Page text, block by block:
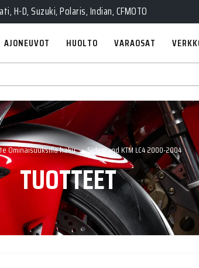
H-D, Suzuki, Polaris, Indian, CFMOTO
AJONEUVOT HUOLTO VARAOSAT
Ominaisuuksilla haku › Sidestand KTM LC4 2000-2004
TUOTTEET